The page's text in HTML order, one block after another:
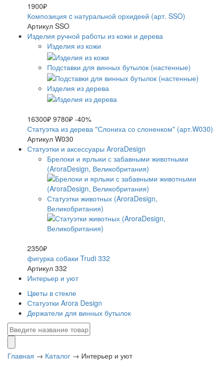
1900₽
Композиция c натуральной орхидеей (арт. SSO)
Артикул SSO
Изделия ручной работы из кожи и дерева
Изделия из кожи
Подставки для винных бутылок (настенные)
Изделия из дерева
16300₽ 9780₽ -40%
Статуэтка из дерева "Слониха со слоненком" (арт.W030)
Артикул W030
Статуэтки и аксессуары AroraDesign
Брелоки и ярлыки с забавными животными
(AroraDesign, Великобритания)
Статуэтки животных (AroraDesign,
Великобритания)
2350₽
фигурка собаки Trudi 332
Артикул 332
Интерьер и уют
Цветы в стекле
Статуэтки Arora Design
Держатели для винных бутылок
Главная → Каталог → Интерьер и уют